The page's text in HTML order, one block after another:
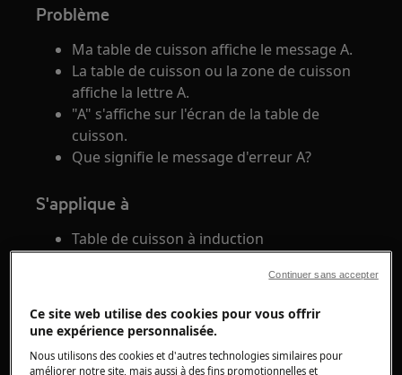
Problème
Ma table de cuisson affiche le message A.
La table de cuisson ou la zone de cuisson
affiche la lettre A.
"A" s'affiche sur l'écran de la table de
cuisson.
Que signifie le message d'erreur A?
S'applique à
Table de cuisson à induction
Lorsque le message "A" apparaît sur votre table
de cuisson, cela indique que la fonction de
démarrage automatique est activée.
Ce site web utilise des cookies pour vous offrir
une expérience personnalisée.
Nous utilisons des cookies et d'autres technologies similaires pour
améliorer notre site, mais aussi à des fins promotionnelles et
Continuer sans accepter